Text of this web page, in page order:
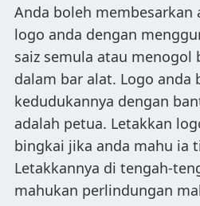
Anda boleh membesarkan
logo anda dengan
saiz semula atau menogol
dalam bar alat. Logo anda
kedudukannya dengan
adalah petua. Letakkan
bingkai jika anda mahu ia
Letakkannya di tengah-
mahukan perlindungan